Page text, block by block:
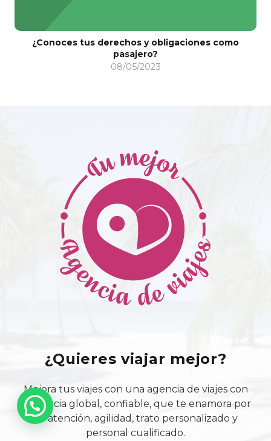
¿Quieres viajar mejor?
Mejora tus viajes con una agencia de viajes con
presencia global, confiable, que te enamora por
Viaja seguro y tranquilo con Viajamor.
Contacto & Ayuda